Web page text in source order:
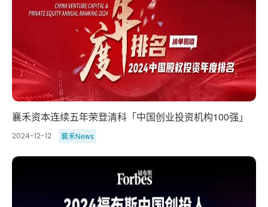
襄禾资本连续五年荣登清科「中国创业投资机构100强」
2024-12-12 襄禾News